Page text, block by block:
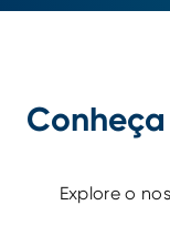
Explore o